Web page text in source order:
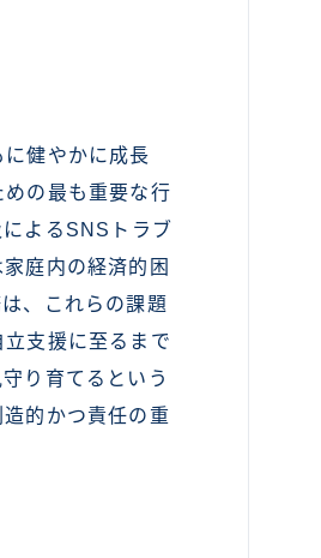
健やかに成長
の最も重要な行
よるSNSトラブ
庭内の経済的困
、これらの課題
支援に至るまで
り育てるという
的かつ責任の重